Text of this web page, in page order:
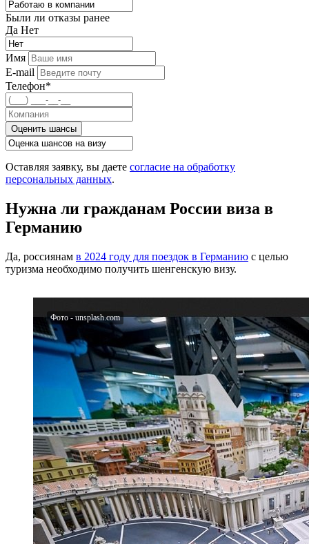
Были ли отказы ранее
Да Нет
Имя
E-mail
Телефон*
Оценить шансы
Оставляя заявку, вы даете согласие на обработку
персональных данных.
Нужна ли гражданам России виза в
Германию
Да, россиянам в 2024 году для поездок в Германию с целью
туризма необходимо получить шенгенскую визу.